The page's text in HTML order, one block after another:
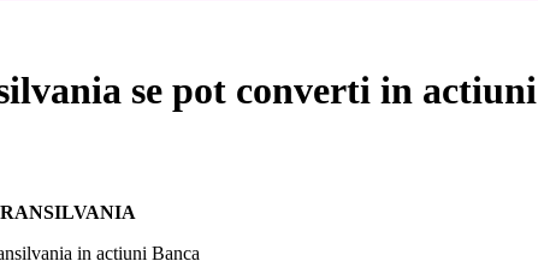
se pot converti in actiuni
in actiuni Banca